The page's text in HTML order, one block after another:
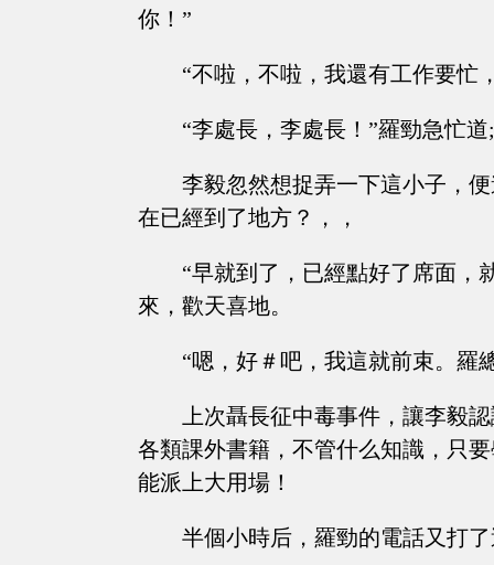
你！”
“不啦，不啦，我還有工作要忙
“李處長，李處長！”羅勁急忙
李毅忽然想捉弄一下這小子，
在已經到了地方？，，
“早就到了，已經點好了席面，
來，歡天喜地。
“嗯，好＃吧，我這就前束。羅
上次聶長征中毒事件，讓李毅
各類課外書籍，不管什么知識，只
能派上大用場！
半個小時后，羅勁的電話又打